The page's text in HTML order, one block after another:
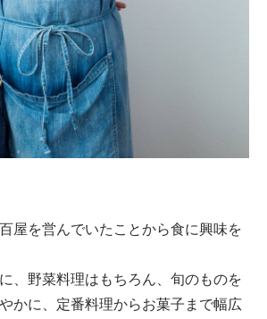
屋を営んでいたことから食に興味を
、野菜料理はもちろん、旬のものを
かに、定番料理からお菓子まで幅広